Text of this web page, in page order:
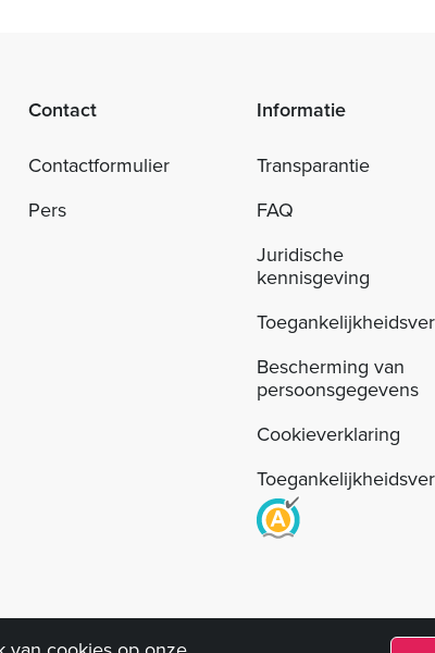
Contact
Contactformulier
Pers
Informatie
Transparantie
FAQ
Juridische
kennisgeving
Bescherming van
persoonsgegevens
Cookieverklaring